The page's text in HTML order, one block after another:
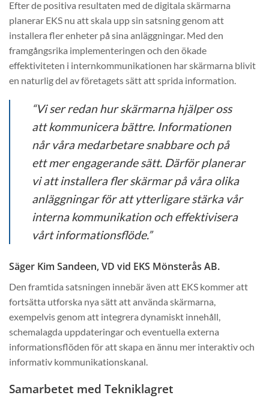
Efter de positiva resultaten med de digitala skärmarna
planerar EKS nu att skala upp sin satsning genom att
installera fler enheter på sina anläggningar. Med den
framgångsrika implementeringen och den ökade
effektiviteten i internkommunikationen har skärmarna blivit
en naturlig del av företagets sätt att sprida information.
“Vi ser redan hur skärmarna hjälper oss
att kommunicera bättre. Informationen
når våra medarbetare snabbare och på
ett mer engagerande sätt. Därför planerar
vi att installera fler skärmar på våra olika
anläggningar för att ytterligare stärka vår
interna kommunikation och effektivisera
vårt informationsflöde.”
Säger Kim Sandeen, VD vid EKS Mönsterås AB.
Den framtida satsningen innebär även att EKS kommer att
fortsätta utforska nya sätt att använda skärmarna,
exempelvis genom att integrera dynamiskt innehåll,
schemalagda uppdateringar och eventuella externa
informationsflöden för att skapa en ännu mer interaktiv och
informativ kommunikationskanal.
Samarbetet med Tekniklagret